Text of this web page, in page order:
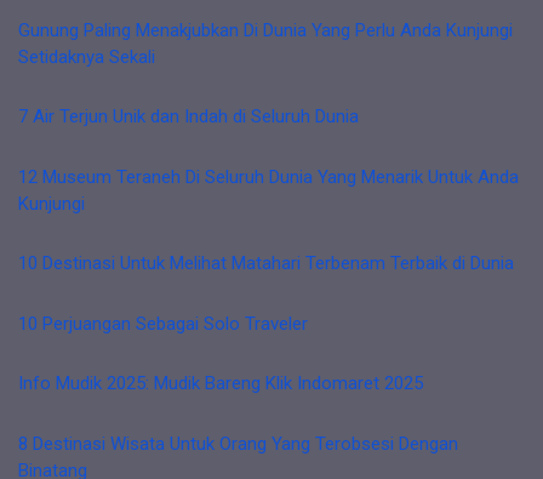
Gunung Paling Menakjubkan Di Dunia Yang Perlu Anda Kunjungi
Setidaknya Sekali
7 Air Terjun Unik dan Indah di Seluruh Dunia
12 Museum Teraneh Di Seluruh Dunia Yang Menarik Untuk Anda
Kunjungi
10 Destinasi Untuk Melihat Matahari Terbenam Terbaik di Dunia
10 Perjuangan Sebagai Solo Traveler
Info Mudik 2025: Mudik Bareng Klik Indomaret 2025
8 Destinasi Wisata Untuk Orang Yang Terobsesi Dengan
Binatang